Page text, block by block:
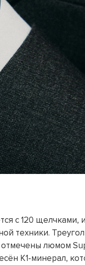
с 120 щелчками,
техники.
люмом
K1-минерал,